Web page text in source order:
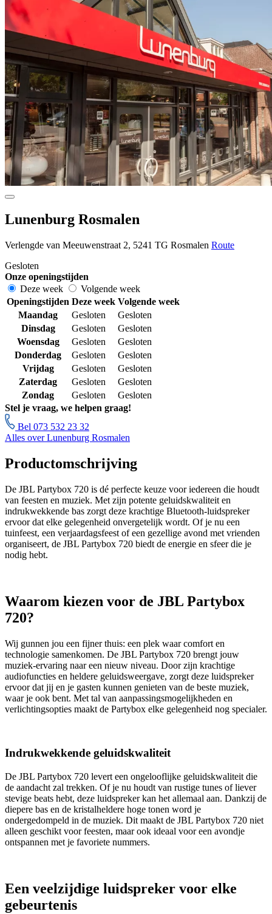
Lunenburg Rosmalen
Verlengde van Meeuwenstraat 2, 5241 TG Rosmalen Route
Gesloten
Onze openingstijden
Deze week
Volgende week
Openingstijden Deze week Volgende week
Maandag
Gesloten
Gesloten
Dinsdag
Gesloten
Gesloten
Woensdag
Gesloten
Gesloten
Donderdag
Gesloten
Gesloten
Vrijdag
Gesloten
Gesloten
Zaterdag
Gesloten
Gesloten
Zondag
Gesloten
Gesloten
Stel je vraag, we helpen graag!
Bel 073 532 23 32
Alles over Lunenburg Rosmalen
Productomschrijving
De JBL Partybox 720 is dé perfecte keuze voor iedereen die houdt
van feesten en muziek. Met zijn potente geluidskwaliteit en
indrukwekkende bas zorgt deze krachtige Bluetooth-luidspreker
ervoor dat elke gelegenheid onvergetelijk wordt. Of je nu een
tuinfeest, een verjaardagsfeest of een gezellige avond met vrienden
organiseert, de JBL Partybox 720 biedt de energie en sfeer die je
nodig hebt.
Waarom kiezen voor de JBL Partybox
720?
Wij gunnen jou een fijner thuis: een plek waar comfort en
technologie samenkomen. De JBL Partybox 720 brengt jouw
muziek-ervaring naar een nieuw niveau. Door zijn krachtige
audiofuncties en heldere geluidsweergave, zorgt deze luidspreker
ervoor dat jij en je gasten kunnen genieten van de beste muziek,
waar je ook bent. Met tal van aanpassingsmogelijkheden en
verlichtingsopties maakt de Partybox elke gelegenheid nog specialer.
Indrukwekkende geluidskwaliteit
De JBL Partybox 720 levert een ongelooflijke geluidskwaliteit die
de aandacht zal trekken. Of je nu houdt van rustige tunes of liever
stevige beats hebt, deze luidspreker kan het allemaal aan. Dankzij de
diepere bas en de kristalheldere hoge tonen word je
ondergedompeld in de muziek. Dit maakt de JBL Partybox 720 niet
alleen geschikt voor feesten, maar ook ideaal voor een avondje
ontspannen met je favoriete nummers.
Een veelzijdige luidspreker voor elke
gebeurtenis